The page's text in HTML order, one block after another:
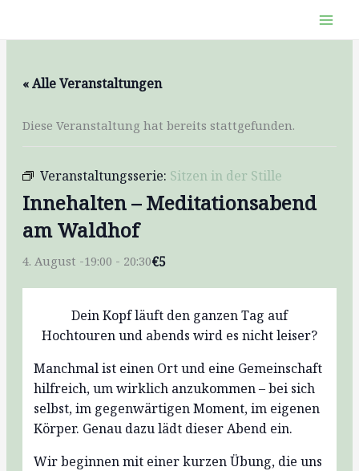
« Alle Veranstaltungen
Diese Veranstaltung hat bereits stattgefunden.
Veranstaltungsserie: Sitzen in der Stille
Innehalten – Meditationsabend
am Waldhof
4. August -19:00 - 20:30€5
Dein Kopf läuft den ganzen Tag auf
Hochtouren und abends wird es nicht leiser?
Manchmal ist einen Ort und eine Gemeinschaft
hilfreich, um wirklich anzukommen – bei sich
selbst, im gegenwärtigen Moment, im eigenen
Körper. Genau dazu lädt dieser Abend ein.
Wir beginnen mit einer kurzen Übung, die uns